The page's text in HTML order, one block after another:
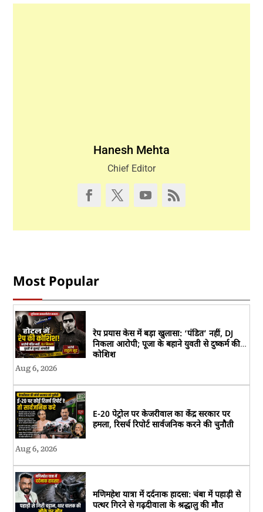
Hanesh Mehta
Chief Editor
Most Popular
रेप प्रयास केस में बड़ा खुलासा: ‘पंडित’ नहीं, DJ
निकला आरोपी; पूजा के बहाने युवती से दुष्कर्म की
कोशिश
Aug 6, 2026
E-20 पेट्रोल पर केजरीवाल का केंद्र सरकार पर
हमला, रिसर्च रिपोर्ट सार्वजनिक करने की चुनौती
Aug 6, 2026
मणिमहेश यात्रा में दर्दनाक हादसा: चंबा में पहाड़ी से
पत्थर गिरने से गढ़दीवाला के श्रद्धालु की मौत